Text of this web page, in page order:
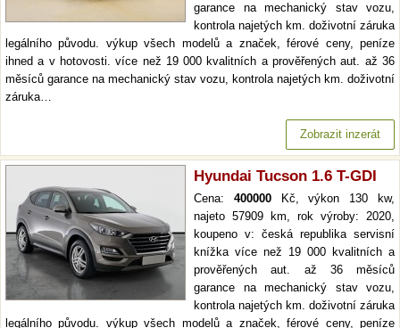
garance na mechanický stav vozu,
kontrola najetých km. doživotní záruka
legálního původu. výkup všech modelů a značek, férové ceny, peníze
ihned a v hotovosti. více než 19 000 kvalitních a prověřených aut. až 36
měsíců garance na mechanický stav vozu, kontrola najetých km. doživotní
záruka…
Zobrazit inzerát
Hyundai Tucson 1.6 T-GDI
Cena: 400000Kč, výkon 130 kw,
najeto 57909 km, rok výroby: 2020,
koupeno v: česká republika servisní
knížka více než 19 000 kvalitních a
prověřených aut. až 36 měsíců
garance na mechanický stav vozu,
kontrola najetých km. doživotní záruka
legálního původu. výkup všech modelů a značek, férové ceny, peníze